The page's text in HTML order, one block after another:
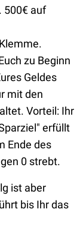
500€ auf
zu Beginn
Geldes
mit den
Vorteil: Ihr
erfüllt
Ende des
0 strebt.
ist aber
bis Ihr das